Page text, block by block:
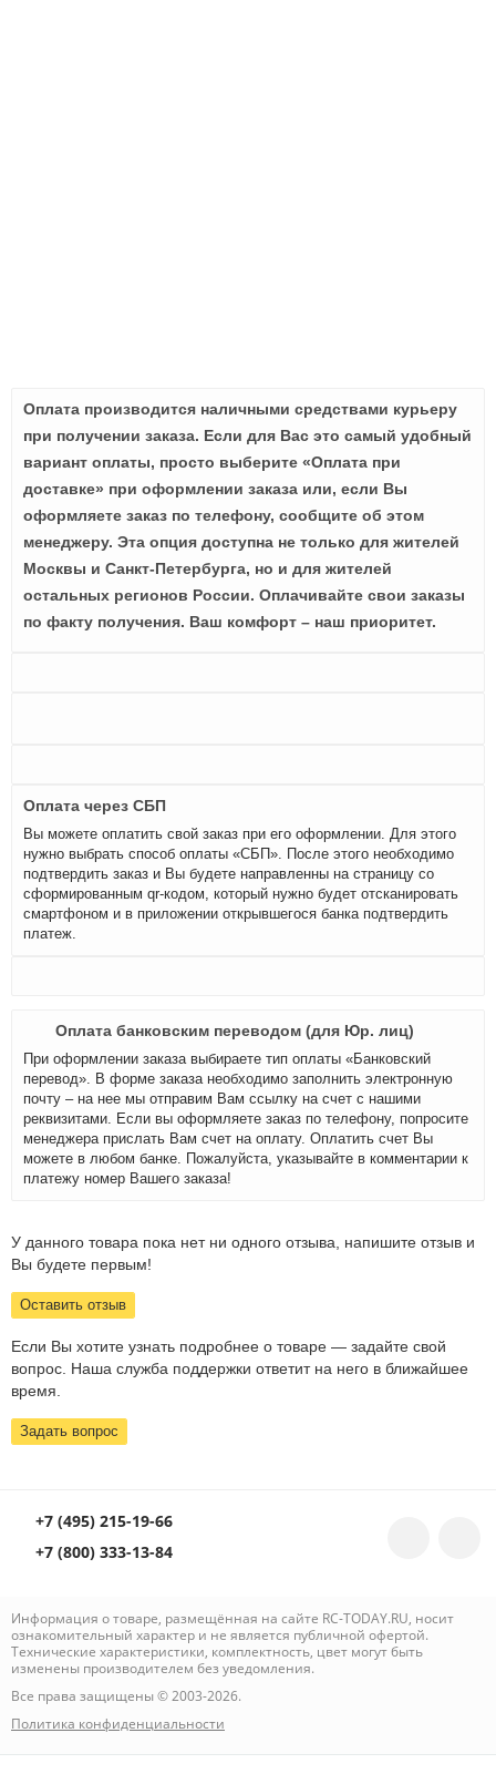
Оплата производится наличными средствами курьеру
при получении заказа. Если для Вас это самый удобный
вариант оплаты, просто выберите «Оплата при
доставке» при оформлении заказа или, если Вы
оформляете заказ по телефону, сообщите об этом
менеджеру. Эта опция доступна не только для жителей
Москвы и Санкт-Петербурга, но и для жителей
остальных регионов России. Оплачивайте свои заказы
по факту получения. Ваш комфорт – наш приоритет.
Оплата через СБП
Вы можете оплатить свой заказ при его оформлении. Для этого
нужно выбрать способ оплаты «СБП». После этого необходимо
подтвердить заказ и Вы будете направленны на страницу со
сформированным qr-кодом, который нужно будет отсканировать
смартфоном и в приложении открывшегося банка подтвердить
платеж.
Оплата банковским переводом (для Юр. лиц)
При оформлении заказа выбираете тип оплаты «Банковский
перевод». В форме заказа необходимо заполнить электронную
почту – на нее мы отправим Вам ссылку на счет с нашими
реквизитами. Если вы оформляете заказ по телефону, попросите
менеджера прислать Вам счет на оплату. Оплатить счет Вы
можете в любом банке. Пожалуйста, указывайте в комментарии к
платежу номер Вашего заказа!
У данного товара пока нет ни одного отзыва, напишите отзыв и
Вы будете первым!
Оставить отзыв
Если Вы хотите узнать подробнее о товаре — задайте свой
вопрос. Наша служба поддержки ответит на него в ближайшее
время.
Задать вопрос
+7 (495) 215-19-66
+7 (800) 333-13-84
Информация о товаре, размещённая на сайте RC-TODAY.RU, носит
ознакомительный характер и не является публичной офертой.
Технические характеристики, комплектность, цвет могут быть
изменены производителем без уведомления.
Все права защищены © 2003-2026.
Политика конфиденциальности